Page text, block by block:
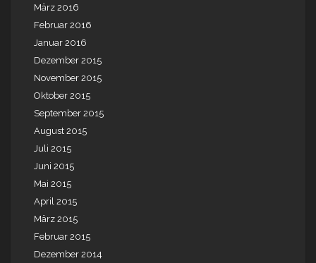
März 2016
Februar 2016
Januar 2016
Dezember 2015
November 2015
Oktober 2015
September 2015
August 2015
Juli 2015
Juni 2015
Mai 2015
April 2015
März 2015
Februar 2015
Dezember 2014